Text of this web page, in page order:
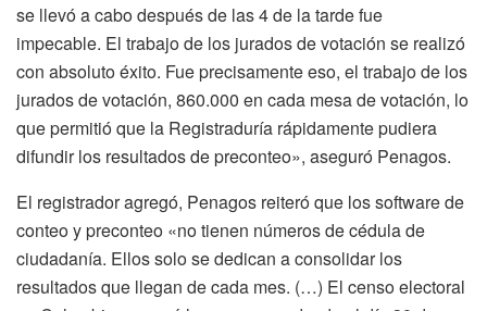
se llevó a cabo después de las 4 de la tarde fue
impecable. El trabajo de los jurados de votación se realizó
con absoluto éxito. Fue precisamente eso, el trabajo de los
jurados de votación, 860.000 en cada mesa de votación, lo
que permitió que la Registraduría rápidamente pudiera
difundir los resultados de preconteo», aseguró Penagos.
El registrador agregó, Penagos reiteró que los software de
conteo y preconteo «no tienen números de cédula de
ciudadanía. Ellos solo se dedican a consolidar los
resultados que llegan de cada mes. (…) El censo electoral